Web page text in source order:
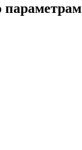
параметрам